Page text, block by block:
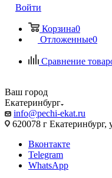
Войти
Корзина0
Отложенные0
Сравнение
Ваш город
Екатеринбург
info@pechi-ekat.ru
620078 г
Вконтакте
Telegram
WhatsApp